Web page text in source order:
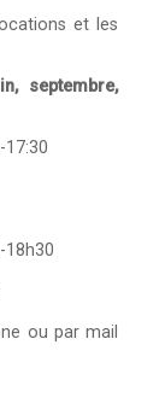
et les
septembre,
17:30
18h30
ou par mail